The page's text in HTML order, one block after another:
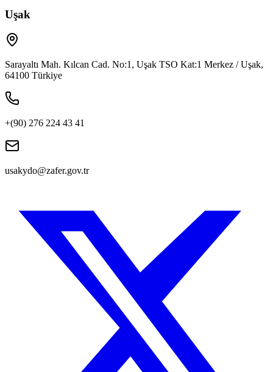
Uşak
Sarayaltı Mah. Kılcan Cad. No:1, Uşak TSO Kat:1 Merkez / Uşak,
64100 Türkiye
+(90) 276 224 43 41
usakydo@zafer.gov.tr